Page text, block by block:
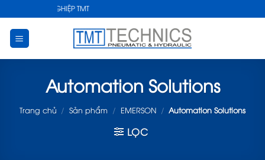
to
content
CÔNG NGHIỆP TMT
Automation Solutions
Trang chủ / Sản phẩm / EMERSON / Automation Solutions
LỌC